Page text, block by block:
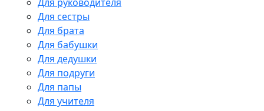
Для сестры
Для брата
Для бабушки
Для дедушки
Для подруги
Для папы
Для учителя